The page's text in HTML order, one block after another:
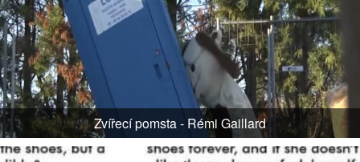
Zvířecí pomsta - Rémi Gaillard